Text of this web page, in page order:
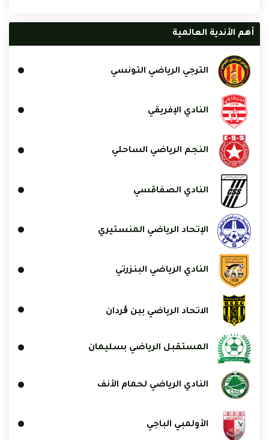
أهم الأندية العالمية
الترجي الرياضي التونسي
النادي الإفريقي
النجم الرياضي الساحلي
النادي الصفاقسي
الإتحاد الرياضي المنستيري
النادي الرياضي البنزرتي
الاتحاد الرياضي ببن ڨردان
المستقبل الرياضي بسليمان
النادي الرياضي لحمام الأنف
الأولمبي الباجي